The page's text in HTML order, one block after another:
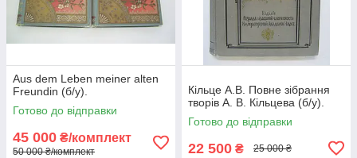
Aus dem Leben meiner alten
Freundin (б/у).
Готово до відправки
45 000 ₴/комплект
50 000 ₴/комплект
Кільце А.В. Повне зібрання
творів А. В. Кільцева (б/у).
Готово до відправки
22 500 ₴ 25 000 ₴